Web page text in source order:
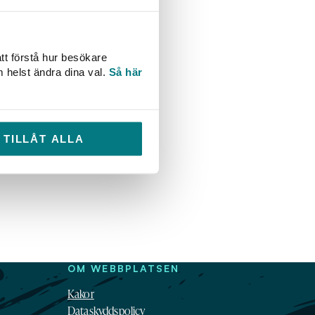
förstå hur besökare
helst ändra dina val. Så här
TILLÅT ALLA
inför
också
Arbetet
och reviderade
OM WEBBPLATSEN
Kakor
Dataskyddspolicy